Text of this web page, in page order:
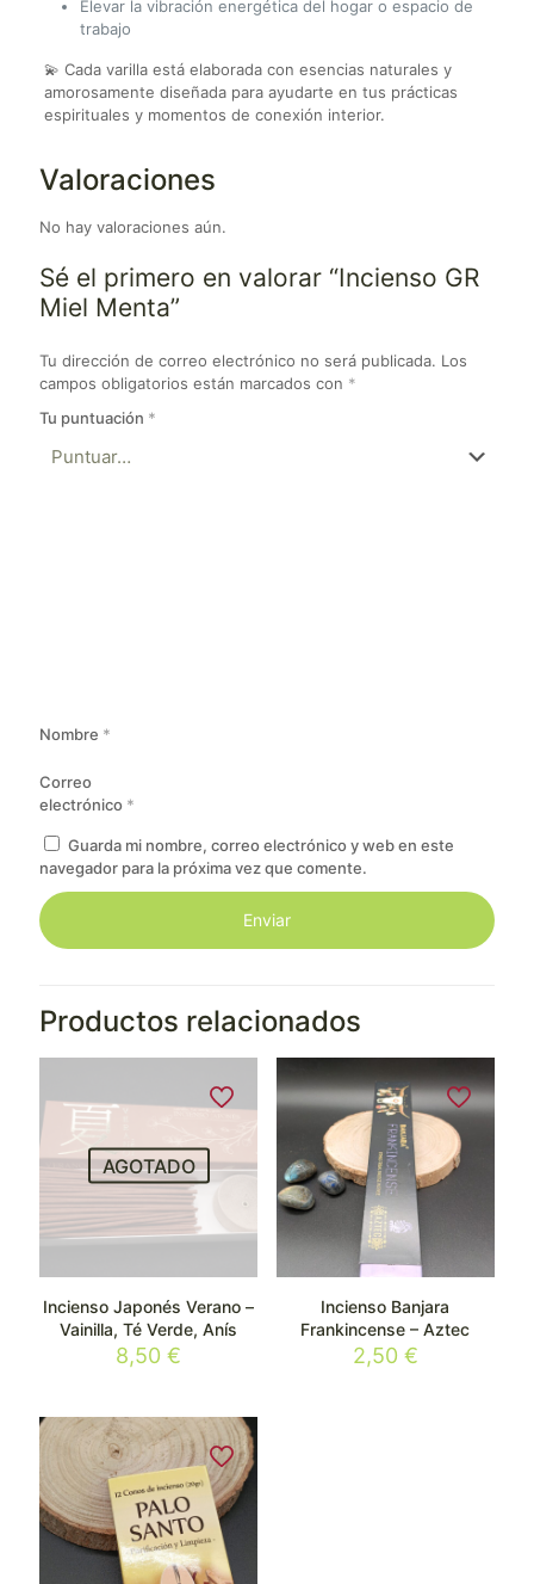
Elevar la vibración energética del hogar o espacio de
trabajo
💫 Cada varilla está elaborada con esencias naturales y
amorosamente diseñada para ayudarte en tus prácticas
espirituales y momentos de conexión interior.
Valoraciones
No hay valoraciones aún.
Sé el primero en valorar “Incienso GR
Miel Menta”
Tu dirección de correo electrónico no será publicada. Los
campos obligatorios están marcados con *
Tu puntuación *
Nombre *
Correo
electrónico *
Guarda mi nombre, correo electrónico y web en este
navegador para la próxima vez que comente.
Productos relacionados
AGOTADO
Incienso Japonés Verano –
Vainilla, Té Verde, Anís
8,50€
Incienso Banjara
Frankincense – Aztec
2,50 €